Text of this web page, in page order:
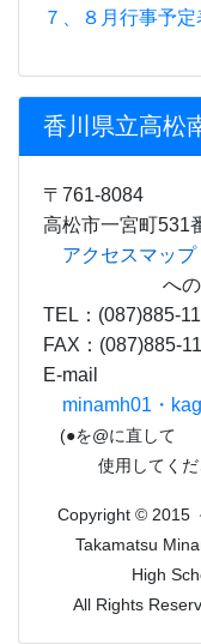
香川県立高松
〒761-8084
アクセスマップ
へのリ
TEL：(087)885-
FAX：(087)885-
E-mail
minamh01・
(●を@に直して
使用してくだ
Copyright © 2015
High
All Rights